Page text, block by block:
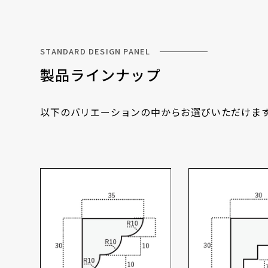
STANDARD DESIGN PANEL
製品ラインナップ
以下のバリエーションの中からお選びいただけま